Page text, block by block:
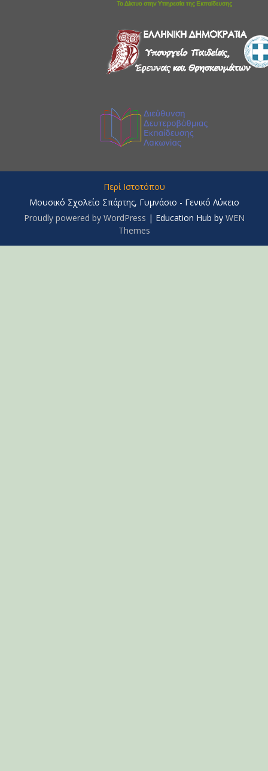
Περί Ιστοτόπου
Μουσικό Σχολείο Σπάρτης, Γυμνάσιο - Γενικό Λύκειο
Proudly powered by WordPress | Education Hub by WEN
Themes